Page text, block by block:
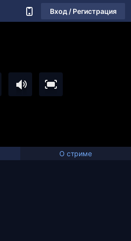
Вход / Регистрация
О стриме